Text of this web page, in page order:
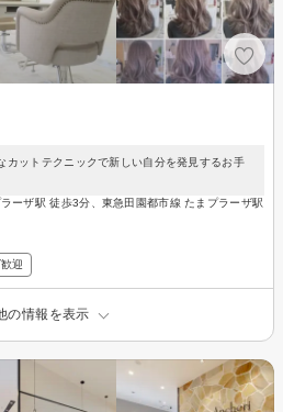
カットテクニックで新しい自分を発見するお手
ーザ駅 徒歩3分、東急田園都市線 たまプラーザ駅
迎
の情報を表示